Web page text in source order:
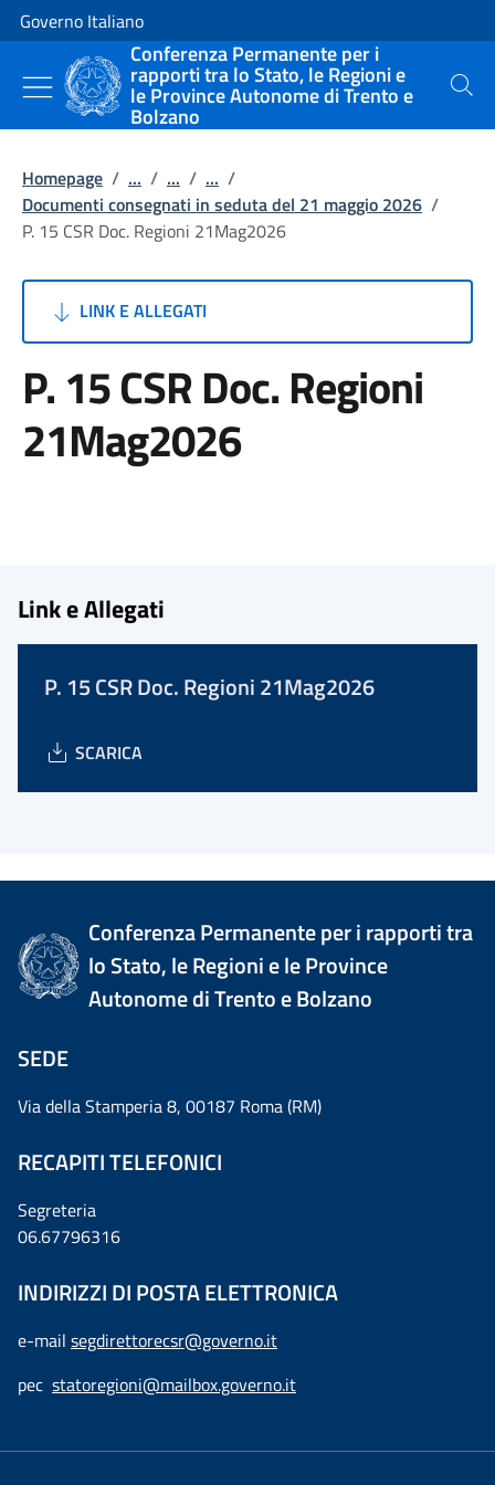
Vai al contenuto
Vai alla navigazione del sito
Governo Italiano
Conferenza Permanente per i
rapporti tra lo Stato, le Regioni e
le Province Autonome di Trento e
Bolzano
Cerca
Homepage / ... / ... / ... /
Documenti consegnati in seduta del 21 maggio 2026 /
P. 15 CSR Doc. Regioni 21Mag2026
LINK E ALLEGATI
P. 15 CSR Doc. Regioni
21Mag2026
Link e Allegati
P. 15 CSR Doc. Regioni 21Mag2026
SCARICA
Conferenza Permanente per i rapporti tra
lo Stato, le Regioni e le Province
Autonome di Trento e Bolzano
SEDE
Via della Stamperia 8, 00187 Roma (RM)
RECAPITI TELEFONICI
Segreteria
06.67796316
INDIRIZZI DI POSTA ELETTRONICA
e-mail segdirettorecsr@governo.it
pec statoregioni@mailbox.governo.it